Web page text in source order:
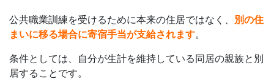
公共職業訓練を受けるために本来の住居ではなく、
別の住
まいに移る場合に寄宿手当が支給されます。
条件としては、自分が生計を維持している同居の親族と別
居することです。